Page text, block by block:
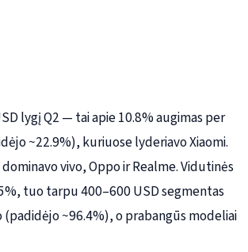
lygį Q2 — tai apie 10.8% augimas per
~22.9%), kuriuose lyderiavo Xiaomi.
vivo, Oppo ir Realme. Vidutinės
tuo tarpu 400–600 USD segmentas
~96.4%), o prabangūs modeliai